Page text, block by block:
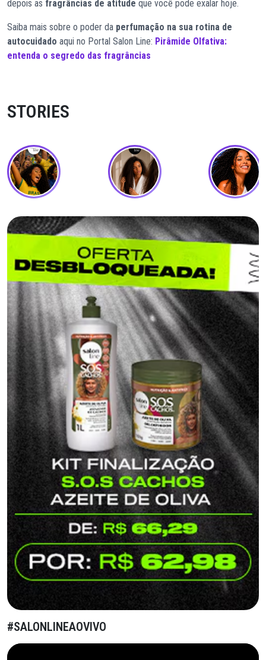
depois as fragrâncias de atitude que você pode exalar hoje.
Saiba mais sobre o poder da perfumação na sua rotina de
autocuidado aqui no Portal Salon Line: Pirâmide Olfativa:
entenda o segredo das fragrâncias
STORIES
#SALONLINEAOVIVO